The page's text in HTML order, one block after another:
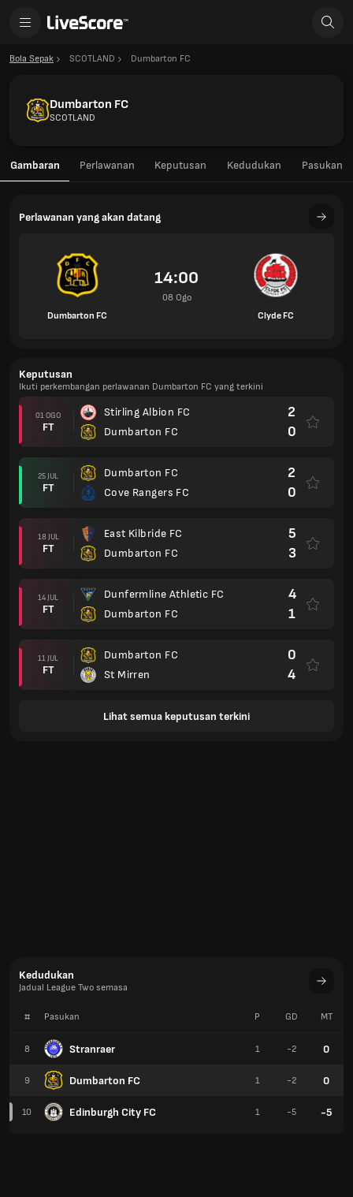
Bola Sepak SCOTLAND Dumbarton FC
Dumbarton FC
SCOTLAND
Gambaran Perlawanan Keputusan Kedudukan Pasukan
Perlawanan yang akan datang
Dumbarton FC
14:00
08 Ogo
Clyde FC
Keputusan
Ikuti perkembangan perlawanan Dumbarton FC yang terkini
01 OGO
FT
Stirling Albion FC
Dumbarton FC
2
0
25 JUL
FT
Dumbarton FC
Cove Rangers FC
2
0
18 JUL
FT
East Kilbride FC
Dumbarton FC
5
3
14 JUL
FT
Dunfermline Athletic FC
Dumbarton FC
4
1
11 JUL
FT
Dumbarton FC
St Mirren
0
4
Lihat semua keputusan terkini
Kedudukan
Jadual League Two semasa
# Pasukan
8 Stranraer
9 Dumbarton FC
10 Edinburgh City FC
P GD MT
1 -2 0
1 -2 0
1 -5 -5